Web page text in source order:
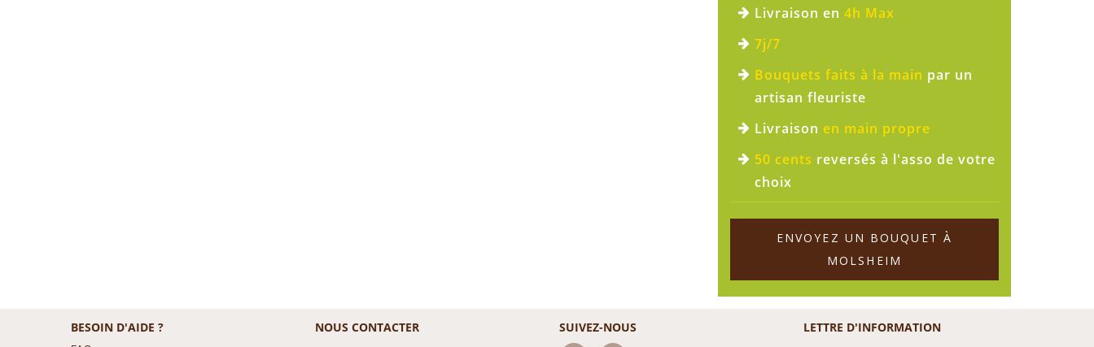
Livraison en 4h Max
7j/7
Bouquets faits à la main par un
artisan fleuriste
Livraison en main propre
50 cents reversés à l'asso de votre
choix
ENVOYEZ UN BOUQUET À
MOLSHEIM
BESOIN D'AIDE ? NOUS CONTACTER SUIVEZ-NOUS LETTRE D'INFORMATION